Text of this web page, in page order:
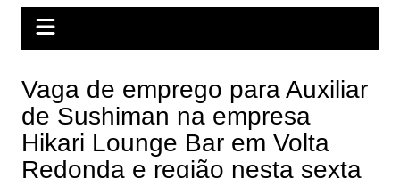
Vaga de emprego para Auxiliar
de Sushiman na empresa
Hikari Lounge Bar em Volta
Redonda e região nesta sexta